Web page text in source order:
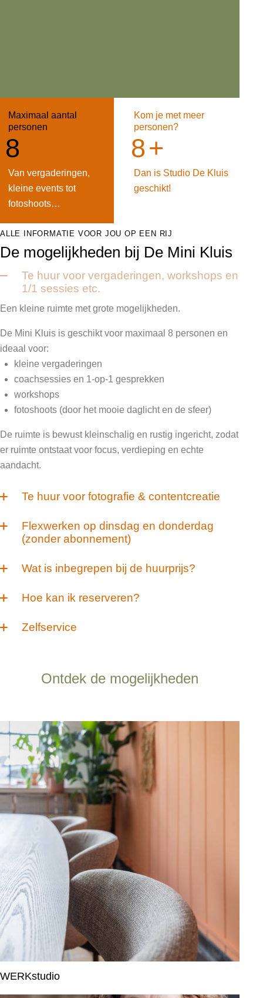
Maximaal aantal
personen
8
Van vergaderingen,
kleine events tot
fotoshoots…
Kom je met meer
personen?
8+
Dan is Studio De Kluis
geschikt!
ALLE INFORMATIE VOOR JOU OP EEN RIJ
De mogelijkheden bij De Mini Kluis
Te huur voor vergaderingen, workshops en
1/1 sessies etc.
Een kleine ruimte met grote mogelijkheden.
De Mini Kluis is geschikt voor maximaal 8 personen en
ideaal voor:
kleine vergaderingen
coachsessies en 1-op-1 gesprekken
workshops
fotoshoots (door het mooie daglicht en de sfeer)
De ruimte is bewust kleinschalig en rustig ingericht, zodat
er ruimte ontstaat voor focus, verdieping en echte
aandacht.
Te huur voor fotografie & contentcreatie
Flexwerken op dinsdag en donderdag
(zonder abonnement)
Wat is inbegrepen bij de huurprijs?
Hoe kan ik reserveren?
Zelfservice
Ontdek de mogelijkheden
WERKstudio